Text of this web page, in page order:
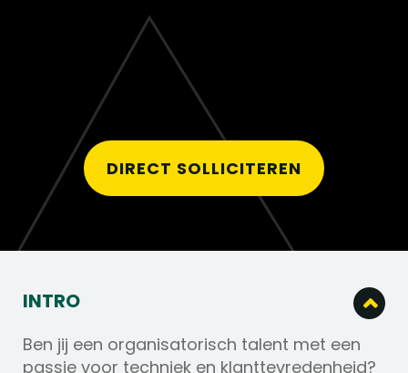
DIRECT SOLLICITEREN
INTRO
Ben jij een organisatorisch talent met een
passie voor techniek en klanttevredenheid?